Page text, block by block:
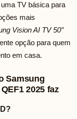
TV básica para
mais
Vision AI TV 50″
opção para quem
em casa.
Samsung
2025 faz